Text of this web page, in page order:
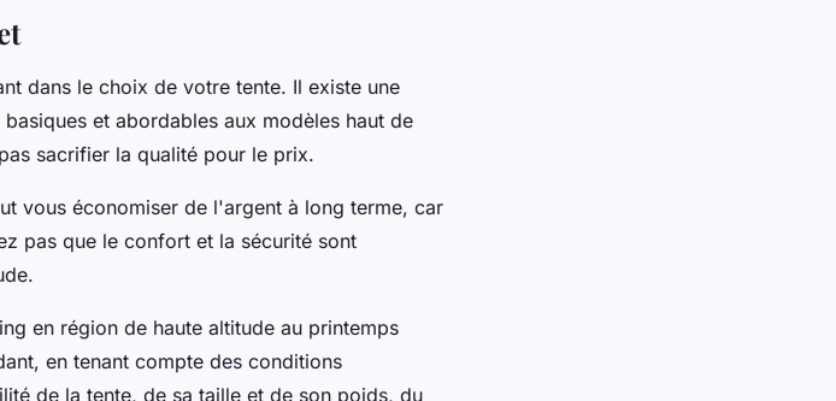
dans le choix de votre tente. Il existe une
et abordables aux modèles haut de
sacrifier la qualité pour le prix.
vous économiser de l'argent à long terme, car
pas que le confort et la sécurité sont
en région de haute altitude au printemps
en tenant compte des conditions
de la tente, de sa taille et de son poids, du